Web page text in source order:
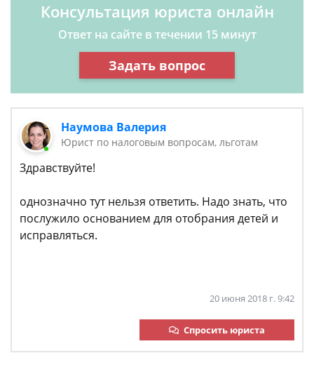
Консультация юриста онлайн
Ответ на сайте в течении 15 минут
Задать вопрос
Наумова Валерия
Юрист по налоговым вопросам, льготам
Здравствуйте!
однозначно тут нельзя ответить. Надо знать, что
послужило основанием для отобрания детей и
исправляться.
20 июня 2018 г. 9:42
Спросить юриста